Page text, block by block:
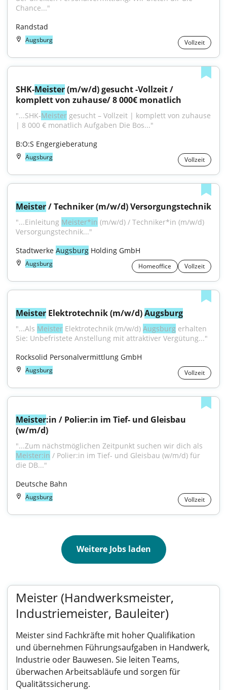
Chance..."
Randstad
Augsburg Vollzeit
SHK-Meister (m/w/d) gesucht -Vollzeit /
komplett von zuhause/ 8 000€ monatlich
"...SHK-Meister gesucht – Vollzeit | komplett von zuhause
| 8 000 € monatlich Aufgaben Die Bos..."
B:O:S Engergieberatung
Augsburg Vollzeit
Meister / Techniker (m/w/d) Versorgungstechnik
"...Einleitung Meister*in (m/w/d) / Techniker*in (m/w/d)
Versorgungstechnik..."
Stadtwerke Augsburg Holding GmbH
Augsburg Homeoffice Vollzeit
Meister Elektrotechnik (m/w/d) Augsburg
"...Als Meister Elektrotechnik (m/w/d) Augsburg erhalten
Sie: Unbefristete Anstellung mit attraktiver Vergütung..."
Rocksolid Personalvermittlung GmbH
Augsburg Vollzeit
Meister:in / Polier:in im Tief- und Gleisbau
(w/m/d)
Meister:in / Polier:in im Tief- und Gleisbau (w/m/d) für
die DB..."
Deutsche Bahn
Augsburg Vollzeit
Weitere Jobs laden
Meister (Handwerksmeister,
Industriemeister, Bauleiter)
Meister sind Fachkräfte mit hoher Qualifikation
und übernehmen Führungsaufgaben in Handwerk,
Industrie oder Bauwesen. Sie leiten Teams,
überwachen Arbeitsabläufe und sorgen für
Qualitätssicherung.